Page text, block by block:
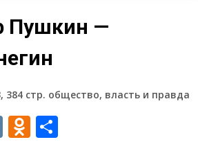
Пушкин —
384 стр. общество, власть и правда
VKOdnoklassniki
Отправить